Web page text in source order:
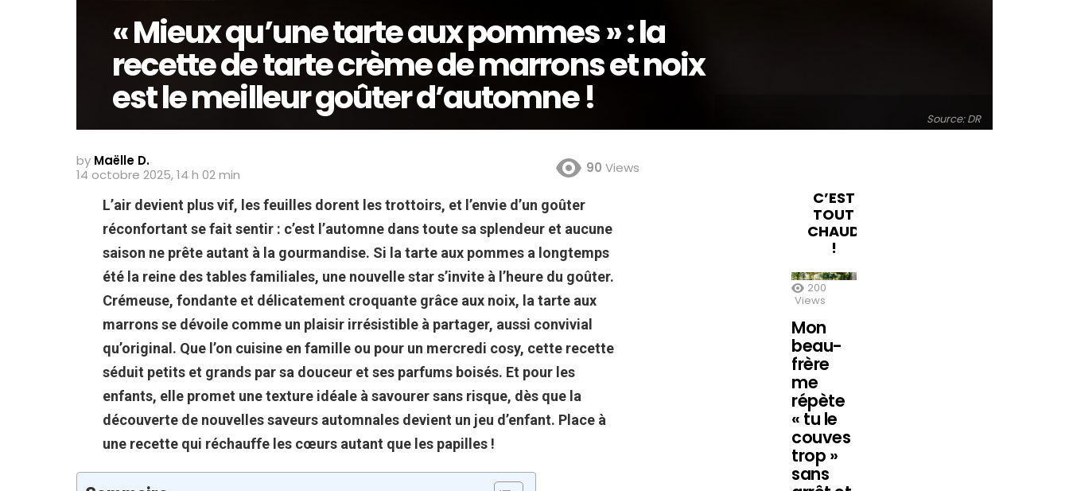
« Mieux qu’une tarte aux pommes » : la
recette de tarte crème de marrons et noix
est le meilleur goûter d’automne !
Source: DR
by Maëlle D.
14 octobre 2025, 14 h 02 min
90 Views
L’air devient plus vif, les feuilles dorent les trottoirs, et l’envie d’un goûter
réconfortant se fait sentir : c’est l’automne dans toute sa splendeur et aucune
saison ne prête autant à la gourmandise. Si la tarte aux pommes a longtemps
été la reine des tables familiales, une nouvelle star s’invite à l’heure du goûter.
Crémeuse, fondante et délicatement croquante grâce aux noix, la tarte aux
marrons se dévoile comme un plaisir irrésistible à partager, aussi convivial
qu’original. Que l’on cuisine en famille ou pour un mercredi cosy, cette recette
séduit petits et grands par sa douceur et ses parfums boisés. Et pour les
enfants, elle promet une texture idéale à savourer sans risque, dès que la
découverte de nouvelles saveurs automnales devient un jeu d’enfant. Place à
une recette qui réchauffe les cœurs autant que les papilles !
C’EST
TOUT
CHAUD
!
200
Views
Mon
beau-
frère
me
répète
« tu le
couves
trop »
sans